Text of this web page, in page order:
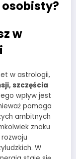
osobisty?
w
w astrologii,
szczęścia
wpływ jest
pomaga
ambitnych
znaku
W